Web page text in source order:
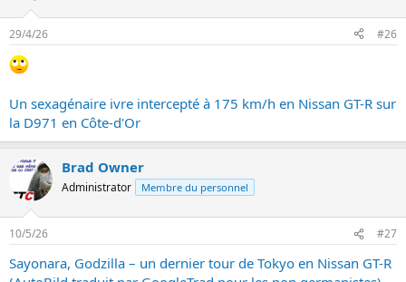
29/4/26 #26
Un sexagénaire ivre intercepté à 175 km/h en Nissan GT-R sur
la D971 en Côte-d'Or
Brad Owner
Administrator Membre du personnel
10/5/26 #27
Sayonara, Godzilla – un dernier tour de Tokyo en Nissan GT-R